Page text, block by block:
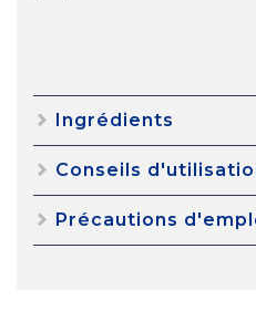
Ingrédients
Conseils
Précautions